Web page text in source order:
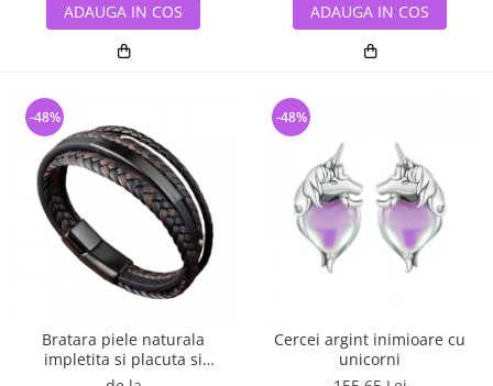
ADAUGA IN COS ADAUGA IN COS
Bratara piele naturala
impletita si placuta si
inchizatoare din inox
-48%
Cercei argint inimioare cu
unicorni
-48%